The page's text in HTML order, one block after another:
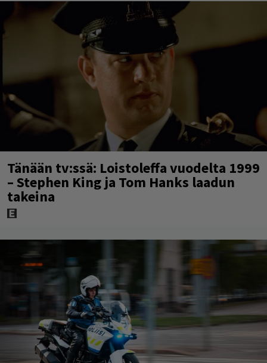
Tänään tv:ssä: Loistoleffa vuodelta 1999
– Stephen King ja Tom Hanks laadun
takeina